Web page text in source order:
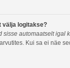
välja logitakse?
sisse automaatselt igal
Kui sa ei näe